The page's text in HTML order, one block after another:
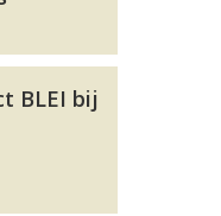
BLEI bij